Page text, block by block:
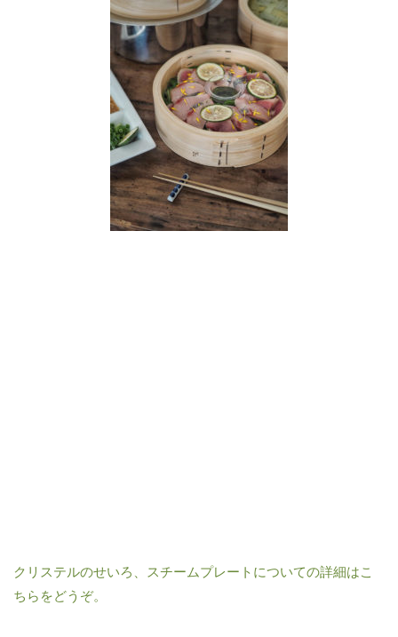
クリステルのせいろ、スチームプレートについての詳細はこ
ちらをどうぞ。